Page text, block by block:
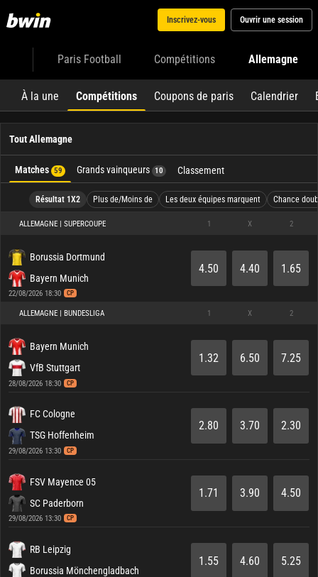
Inscrivez-vous Ouvrir une session
Paris Football Compétitions Allemagne
À la une Compétitions Coupons de paris Calendrier
Tout Allemagne
Matches 59 Grands vainqueurs 10 Classement
Résultat 1X2 Plus de/Moins de Les deux équipes marquent Chance
ALLEMAGNE | SUPERCOUPE 1 X 2
Borussia Dortmund
Bayern Munich
22/08/2026 18:30 CP
4.50 4.40 1.65
ALLEMAGNE | BUNDESLIGA 1 X 2
Bayern Munich
VfB Stuttgart
28/08/2026 18:30 CP
1.32 6.50 7.25
FC Cologne
TSG Hoffenheim
29/08/2026 13:30 CP
2.80 3.70 2.30
FSV Mayence 05
SC Paderborn
29/08/2026 13:30 CP
1.71 3.90 4.50
RB Leipzig
Borussia Mönchengladbach
1.55 4.60 5.25